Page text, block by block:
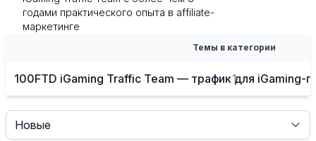
годами практического опыта в affiliate-
маркетинге
Темы в категории
100FTD iGaming Traffic Team — трафик для iGaming-
1
Sort